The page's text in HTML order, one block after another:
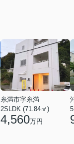
糸満市字糸満
2SLDK (71.84㎡)
4,560万円